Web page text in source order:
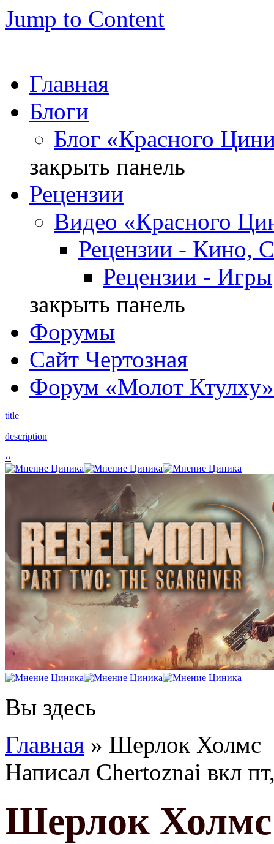
Jump to Content
Главная
Блоги
Блог «Красного
закрыть панель
Рецензии
Видео «Красного
Рецензии - Кино,
Рецензии - Игры
закрыть панель
Форумы
Сайт Чертозная
Форум «Молот Ктулху»
title
description
‹›
Вы здесь
Главная » Шерлок Холмс
Написал Chertoznai вкл
Шерлок Холмс